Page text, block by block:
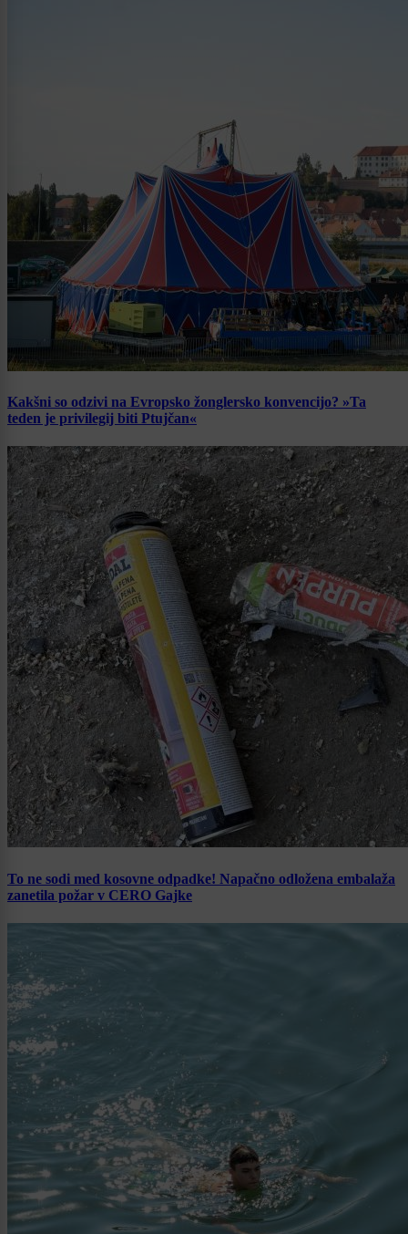
Kakšni so odzivi na Evropsko žonglersko konvencijo? »Ta
teden je privilegij biti Ptujčan«
To ne sodi med kosovne odpadke! Napačno odložena embalaža
zanetila požar v CERO Gajke